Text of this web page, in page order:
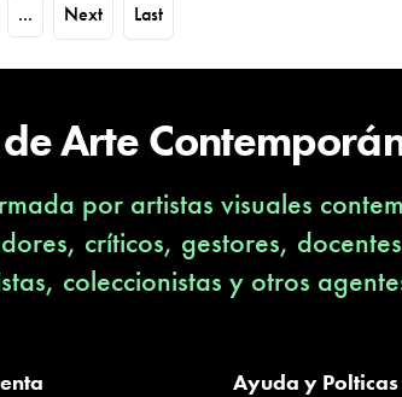
... Next Last
Arte
por artistas visuales
críticos, gestores,
coleccionistas y otros
Ayuda y Polticas